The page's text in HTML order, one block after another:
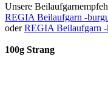
Unsere
REGIA Beilaufgarn -
oderREGIA Beilaufgarn -
100g Strang